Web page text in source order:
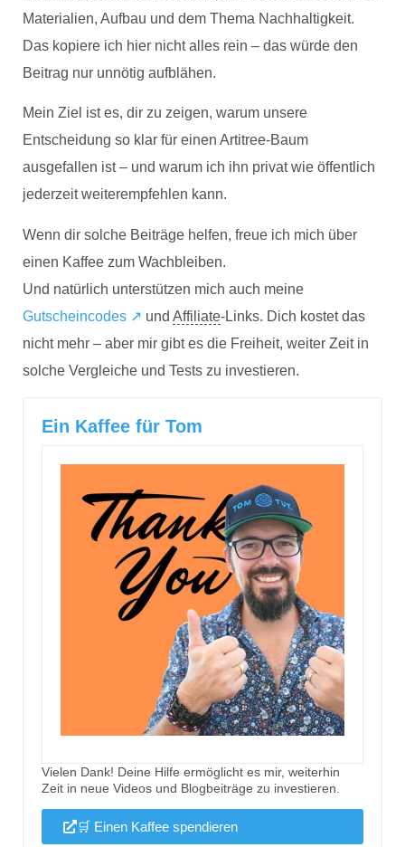
Materialien, Aufbau und dem Thema Nachhaltigkeit.
Das kopiere ich hier nicht alles rein – das würde den
Beitrag nur unnötig aufblähen.
Mein Ziel ist es, dir zu zeigen, warum unsere
Entscheidung so klar für einen Artitree-Baum
ausgefallen ist – und warum ich ihn privat wie öffentlich
jederzeit weiterempfehlen kann.
Wenn dir solche Beiträge helfen, freue ich mich über
einen Kaffee zum Wachbleiben.
Und natürlich unterstützen mich auch meine
Gutscheincodes ↗ und Affiliate-Links. Dich kostet das
nicht mehr – aber mir gibt es die Freiheit, weiter Zeit in
solche Vergleiche und Tests zu investieren.
Ein Kaffee für Tom
Vielen Dank! Deine Hilfe ermöglicht es mir, weiterhin
Zeit in neue Videos und Blogbeiträge zu investieren.
🛒 Einen Kaffee spendieren